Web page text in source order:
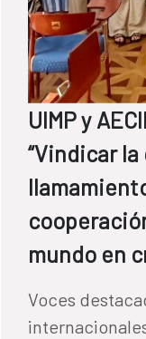
UIMP y
“Vindicar
mundo en
Voces